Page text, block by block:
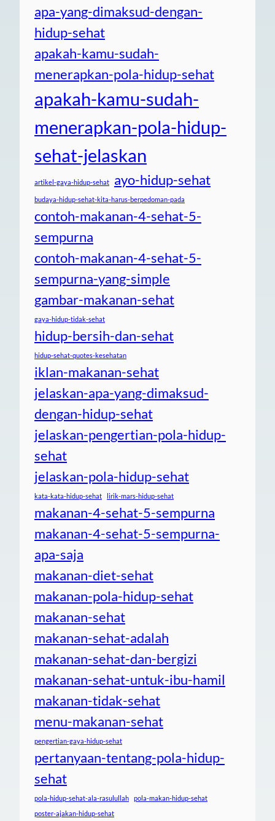
apa-yang-dimaksud-dengan-
hidup-sehat
apakah-kamu-sudah-
menerapkan-pola-hidup-sehat
apakah-kamu-sudah-
menerapkan-pola-hidup-
sehat-jelaskan
artikel-gaya-hidup-sehat ayo-hidup-sehat
budaya-hidup-sehat-kita-harus-berpedoman-pada
contoh-makanan-4-sehat-5-
sempurna
contoh-makanan-4-sehat-5-
sempurna-yang-simple
gambar-makanan-sehat
gaya-hidup-tidak-sehat
hidup-bersih-dan-sehat
hidup-sehat-quotes-kesehatan
iklan-makanan-sehat
jelaskan-apa-yang-dimaksud-
dengan-hidup-sehat
jelaskan-pengertian-pola-hidup-
sehat
jelaskan-pola-hidup-sehat
kata-kata-hidup-sehat lirik-mars-hidup-sehat
makanan-4-sehat-5-sempurna
makanan-4-sehat-5-sempurna-
apa-saja
makanan-diet-sehat
makanan-pola-hidup-sehat
makanan-sehat
makanan-sehat-adalah
makanan-sehat-dan-bergizi
makanan-sehat-untuk-ibu-hamil
makanan-tidak-sehat
menu-makanan-sehat
pengertian-gaya-hidup-sehat
pertanyaan-tentang-pola-hidup-
sehat
pola-hidup-sehat-ala-rasulullah
pola-makan-hidup-sehat
poster-ajakan-hidup-sehat